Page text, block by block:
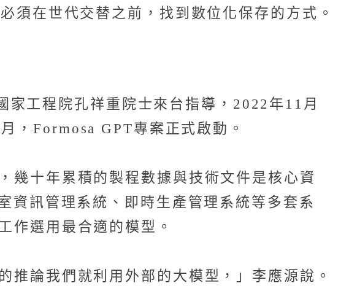
須在世代交替之前，找到數位化保存的方式。
工程院孔祥重院士來台指導，2022年11月
，Formosa GPT專案正式啟動。
幾十年累積的製程數據與技術文件是核心資
資訊管理系統、即時生產管理系統等多套系
作選用最合適的模型。
推論我們就利用外部的大模型，」李應源說。